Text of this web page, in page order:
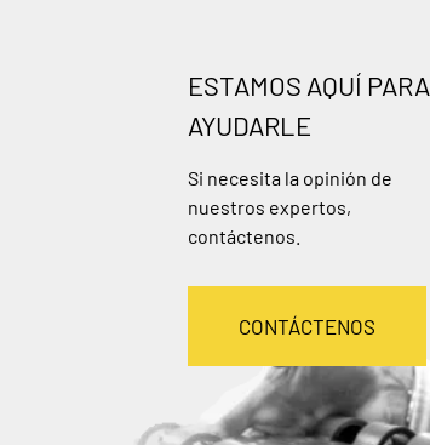
ESTAMOS AQUÍ PARA
AYUDARLE
Si necesita la opinión de
nuestros expertos,
contáctenos.
CONTÁCTENOS